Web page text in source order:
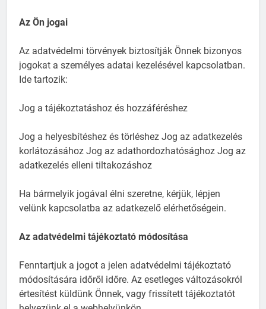
Az Ön jogai
Az adatvédelmi törvények biztosítják Önnek bizonyos
jogokat a személyes adatai kezelésével kapcsolatban.
Ide tartozik:
Jog a tájékoztatáshoz és hozzáféréshez
Jog a helyesbítéshez és törléshez Jog az adatkezelés
korlátozásához Jog az adathordozhatósághoz Jog az
adatkezelés elleni tiltakozáshoz
Ha bármelyik jogával élni szeretne, kérjük, lépjen
velünk kapcsolatba az adatkezelő elérhetőségein.
Az adatvédelmi tájékoztató módosítása
Fenntartjuk a jogot a jelen adatvédelmi tájékoztató
módosítására időről időre. Az esetleges változásokról
értesítést küldünk Önnek, vagy frissített tájékoztatót